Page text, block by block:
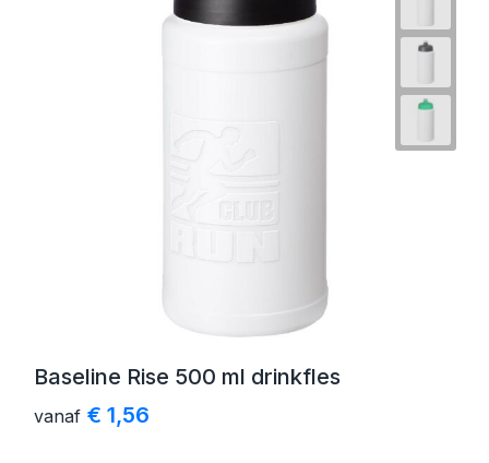
Baseline Rise 500 ml drinkfles
vanaf € 1,56